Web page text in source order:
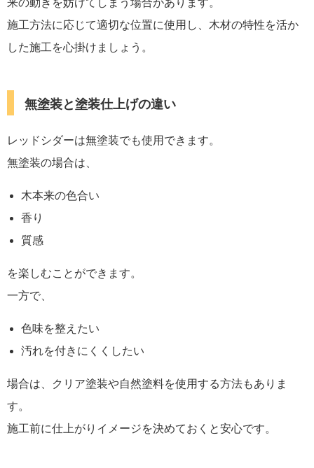
来の動きを妨げてしまう場合があります。
施工方法に応じて適切な位置に使用し、木材の特性を活か
した施工を心掛けましょう。
無塗装と塗装仕上げの違い
レッドシダーは無塗装でも使用できます。
無塗装の場合は、
木本来の色合い
香り
質感
を楽しむことができます。
一方で、
色味を整えたい
汚れを付きにくくしたい
場合は、クリア塗装や自然塗料を使用する方法もありま
す。
施工前に仕上がりイメージを決めておくと安心です。